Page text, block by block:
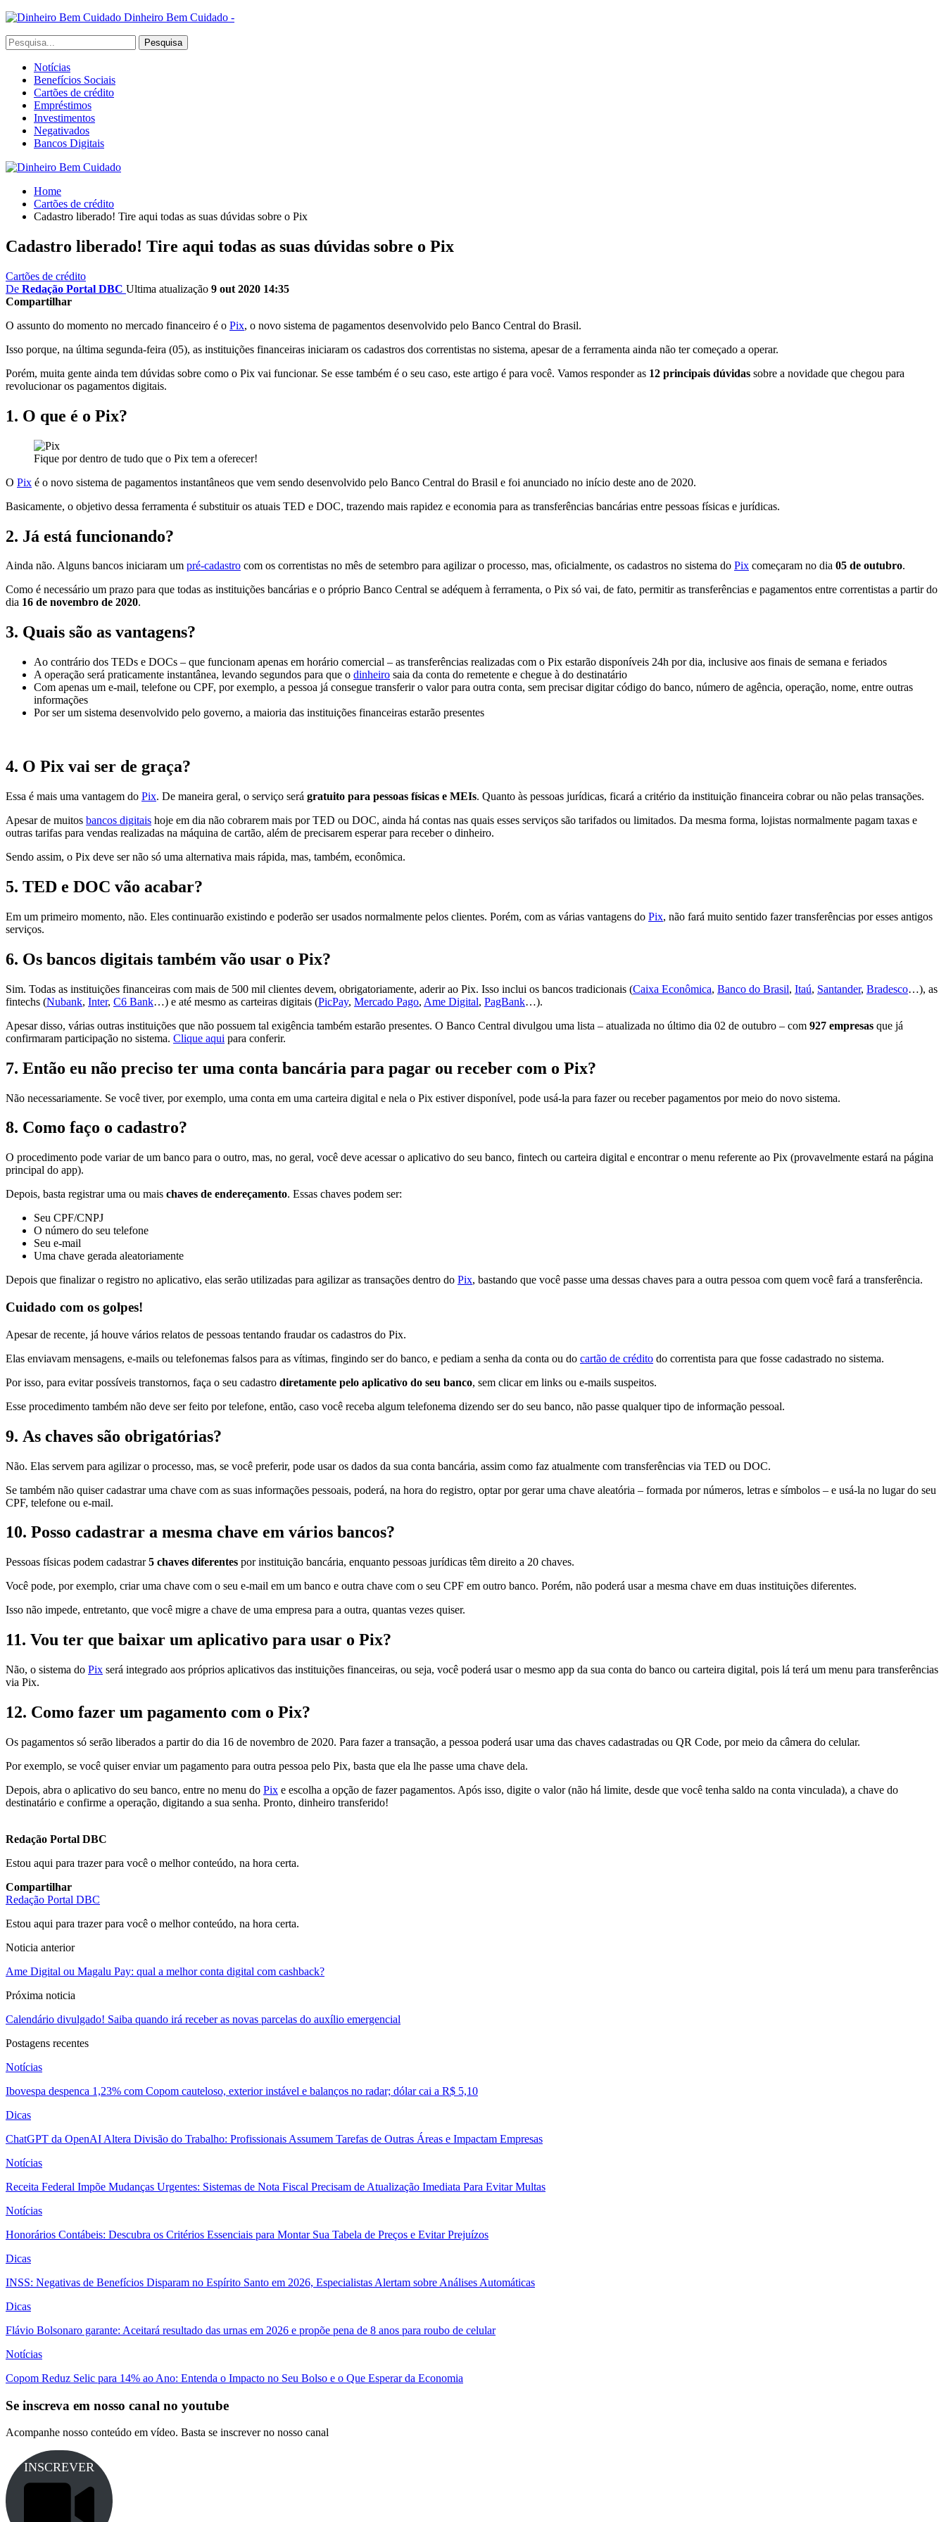
Dinheiro Bem Cuidado -
Notícias
Benefícios Sociais
Cartões de crédito
Empréstimos
Investimentos
Negativados
Bancos Digitais
Home
Cartões de crédito
Cadastro liberado! Tire aqui todas as suas dúvidas sobre o Pix
Cadastro liberado! Tire aqui todas as suas dúvidas sobre o Pix
Cartões de crédito
De Redação Portal DBC Ultima atualização 9 out 2020 14:35
Compartilhar
O assunto do momento no mercado financeiro é o Pix, o novo sistema de pagamentos desenvolvido pelo Banco Central do Brasil.
Isso porque, na última segunda-feira (05), as instituições financeiras iniciaram os cadastros dos correntistas no sistema, apesar de a ferramenta ainda não ter começado a operar.
Porém, muita gente ainda tem dúvidas sobre como o Pix vai funcionar. Se esse também é o seu caso, este artigo é para você. Vamos responder as 12 principais dúvidas sobre a novidade que chegou para
revolucionar os pagamentos digitais.
1. O que é o Pix?
Fique por dentro de tudo que o Pix tem a oferecer!
O Pix é o novo sistema de pagamentos instantâneos que vem sendo desenvolvido pelo Banco Central do Brasil e foi anunciado no início deste ano de 2020.
Basicamente, o objetivo dessa ferramenta é substituir os atuais TED e DOC, trazendo mais rapidez e economia para as transferências bancárias entre pessoas físicas e jurídicas.
2. Já está funcionando?
Ainda não. Alguns bancos iniciaram um pré-cadastro com os correntistas no mês de setembro para agilizar o processo, mas, oficialmente, os cadastros no sistema do Pix começaram no dia 05 de outubro.
Como é necessário um prazo para que todas as instituições bancárias e o próprio Banco Central se adéquem à ferramenta, o Pix só vai, de fato, permitir as transferências e pagamentos entre correntistas a partir do
dia 16 de novembro de 2020.
3. Quais são as vantagens?
Ao contrário dos TEDs e DOCs – que funcionam apenas em horário comercial – as transferências realizadas com o Pix estarão disponíveis 24h por dia, inclusive aos finais de semana e feriados
A operação será praticamente instantânea, levando segundos para que o dinheiro saia da conta do remetente e chegue à do destinatário
Com apenas um e-mail, telefone ou CPF, por exemplo, a pessoa já consegue transferir o valor para outra conta, sem precisar digitar código do banco, número de agência, operação, nome, entre outras
informações
Por ser um sistema desenvolvido pelo governo, a maioria das instituições financeiras estarão presentes
4. O Pix vai ser de graça?
Essa é mais uma vantagem do Pix. De maneira geral, o serviço será gratuito para pessoas físicas e MEIs. Quanto às pessoas jurídicas, ficará a critério da instituição financeira cobrar ou não pelas transações.
Apesar de muitos bancos digitais hoje em dia não cobrarem mais por TED ou DOC, ainda há contas nas quais esses serviços são tarifados ou limitados. Da mesma forma, lojistas normalmente pagam taxas e
outras tarifas para vendas realizadas na máquina de cartão, além de precisarem esperar para receber o dinheiro.
Sendo assim, o Pix deve ser não só uma alternativa mais rápida, mas, também, econômica.
5. TED e DOC vão acabar?
Em um primeiro momento, não. Eles continuarão existindo e poderão ser usados normalmente pelos clientes. Porém, com as várias vantagens do Pix, não fará muito sentido fazer transferências por esses antigos
serviços.
6. Os bancos digitais também vão usar o Pix?
Sim. Todas as instituições financeiras com mais de 500 mil clientes devem, obrigatoriamente, aderir ao Pix. Isso inclui os bancos tradicionais (Caixa Econômica, Banco do Brasil, Itaú, Santander, Bradesco…), as
fintechs (Nubank, Inter, C6 Bank…) e até mesmo as carteiras digitais (PicPay, Mercado Pago, Ame Digital, PagBank…).
Apesar disso, várias outras instituições que não possuem tal exigência também estarão presentes. O Banco Central divulgou uma lista – atualizada no último dia 02 de outubro – com 927 empresas que já
confirmaram participação no sistema. Clique aqui para conferir.
7. Então eu não preciso ter uma conta bancária para pagar ou receber com o Pix?
Não necessariamente. Se você tiver, por exemplo, uma conta em uma carteira digital e nela o Pix estiver disponível, pode usá-la para fazer ou receber pagamentos por meio do novo sistema.
8. Como faço o cadastro?
O procedimento pode variar de um banco para o outro, mas, no geral, você deve acessar o aplicativo do seu banco, fintech ou carteira digital e encontrar o menu referente ao Pix (provavelmente estará na página
principal do app).
Depois, basta registrar uma ou mais chaves de endereçamento. Essas chaves podem ser:
Seu CPF/CNPJ
O número do seu telefone
Seu e-mail
Uma chave gerada aleatoriamente
Depois que finalizar o registro no aplicativo, elas serão utilizadas para agilizar as transações dentro do Pix, bastando que você passe uma dessas chaves para a outra pessoa com quem você fará a transferência.
Cuidado com os golpes!
Apesar de recente, já houve vários relatos de pessoas tentando fraudar os cadastros do Pix.
Elas enviavam mensagens, e-mails ou telefonemas falsos para as vítimas, fingindo ser do banco, e pediam a senha da conta ou do cartão de crédito do correntista para que fosse cadastrado no sistema.
Por isso, para evitar possíveis transtornos, faça o seu cadastro diretamente pelo aplicativo do seu banco, sem clicar em links ou e-mails suspeitos.
Esse procedimento também não deve ser feito por telefone, então, caso você receba algum telefonema dizendo ser do seu banco, não passe qualquer tipo de informação pessoal.
9. As chaves são obrigatórias?
Não. Elas servem para agilizar o processo, mas, se você preferir, pode usar os dados da sua conta bancária, assim como faz atualmente com transferências via TED ou DOC.
Se também não quiser cadastrar uma chave com as suas informações pessoais, poderá, na hora do registro, optar por gerar uma chave aleatória – formada por números, letras e símbolos – e usá-la no lugar do seu
CPF, telefone ou e-mail.
10. Posso cadastrar a mesma chave em vários bancos?
Pessoas físicas podem cadastrar5 chaves diferentes por instituição bancária, enquanto pessoas jurídicas têm direito a 20 chaves.
Você pode, por exemplo, criar uma chave com o seu e-mail em um banco e outra chave com o seu CPF em outro banco. Porém, não poderá usar a mesma chave em duas instituições diferentes.
Isso não impede, entretanto, que você migre a chave de uma empresa para a outra, quantas vezes quiser.
11. Vou ter que baixar um aplicativo para usar o Pix?
Não, o sistema do Pix será integrado aos próprios aplicativos das instituições financeiras, ou seja, você poderá usar o mesmo app da sua conta do banco ou carteira digital, pois lá terá um menu para transferências
via Pix.
12. Como fazer um pagamento com o Pix?
Os pagamentos só serão liberados a partir do dia 16 de novembro de 2020. Para fazer a transação, a pessoa poderá usar uma das chaves cadastradas ou QR Code, por meio da câmera do celular.
Por exemplo, se você quiser enviar um pagamento para outra pessoa pelo Pix, basta que ela lhe passe uma chave dela.
Depois, abra o aplicativo do seu banco, entre no menu do Pix e escolha a opção de fazer pagamentos. Após isso, digite o valor (não há limite, desde que você tenha saldo na conta vinculada), a chave do
destinatário e confirme a operação, digitando a sua senha. Pronto, dinheiro transferido!
Redação Portal DBC
Estou aqui para trazer para você o melhor conteúdo, na hora certa.
Compartilhar
Redação Portal DBC
Estou aqui para trazer para você o melhor conteúdo, na hora certa.
Noticia anterior
Ame Digital ou Magalu Pay: qual a melhor conta digital com cashback?
Próxima noticia
Calendário divulgado! Saiba quando irá receber as novas parcelas do auxílio emergencial
Postagens recentes
Notícias
Ibovespa despenca 1,23% com Copom cauteloso, exterior instável e balanços no radar; dólar cai a R$ 5,10
Dicas
ChatGPT da OpenAI Altera Divisão do Trabalho: Profissionais Assumem Tarefas de Outras Áreas e Impactam Empresas
Notícias
Receita Federal Impõe Mudanças Urgentes: Sistemas de Nota Fiscal Precisam de Atualização Imediata Para Evitar Multas
Notícias
Honorários Contábeis: Descubra os Critérios Essenciais para Montar Sua Tabela de Preços e Evitar Prejuízos
Dicas
INSS: Negativas de Benefícios Disparam no Espírito Santo em 2026, Especialistas Alertam sobre Análises Automáticas
Dicas
Flávio Bolsonaro garante: Aceitará resultado das urnas em 2026 e propõe pena de 8 anos para roubo de celular
Notícias
Copom Reduz Selic para 14% ao Ano: Entenda o Impacto no Seu Bolso e o Que Esperar da Economia
Se inscreva em nosso canal no youtube
Acompanhe nosso conteúdo em vídeo. Basta se inscrever no nosso canal
INSCREVER